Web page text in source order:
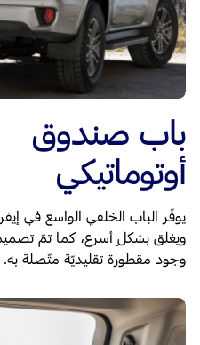
باب صندوق
أوتوماتيكي
يوفّر الباب الخلفي الواسع في
ويغلق بشكلٍ أسرع، كما تمّ
وجود مقطورة تقليديّة متّصلة به.